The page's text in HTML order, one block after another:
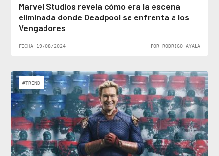
Marvel Studios revela cómo era la escena
eliminada donde Deadpool se enfrenta a los
Vengadores
FECHA 19/08/2024 POR RODRIGO AYALA
#TREND